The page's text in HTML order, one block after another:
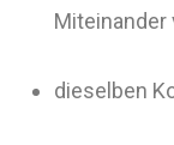
dieselben